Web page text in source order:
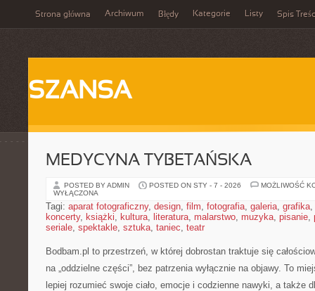
Strona główna Archiwum Błędy Kategorie Listy Spis
SZANSA
MEDYCYNA TYBETAŃSKA
POSTED BY ADMIN POSTED ON STY - 7 - 2026
MOŻLIWOŚĆ
WYŁĄCZONA
Tagi: aparat fotograficzny, design, film, fotografia, galeria, grafika,
koncerty, książki, kultura, literatura, malarstwo, muzyka, pisanie,
seriale, spektakle, sztuka, taniec, teatr
Bodbam.pl to przestrzeń, w której dobrostan traktuje się
na „oddzielne części”, bez patrzenia wyłącznie na objawy. To
lepiej rozumieć swoje ciało, emocje i codzienne nawyki, a także